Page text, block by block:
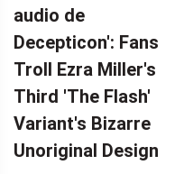
audio de
Decepticon': Fans
Troll Ezra Miller's
Third 'The Flash'
Variant's Bizarre
Unoriginal Design